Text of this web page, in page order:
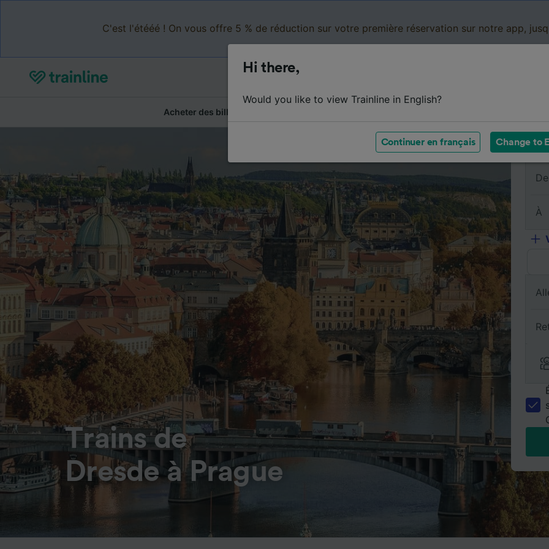
C'est l'étééé ! On vous offre 5 % de réduction sur votre première réservation sur notre app,
Acheter des billets
Trains de
Dresde à Prague
De
À
Hi there,
Would you like to view Trainline in English?
Continuer en français Change to